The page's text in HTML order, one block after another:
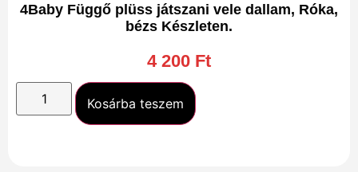
4Baby Függő plüss játszani vele dallam, Róka,
bézs Készleten.
4 200 Ft
Kosárba teszem